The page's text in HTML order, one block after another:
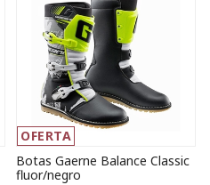
OFERTA
Botas Gaerne Balance Classic
fluor/negro